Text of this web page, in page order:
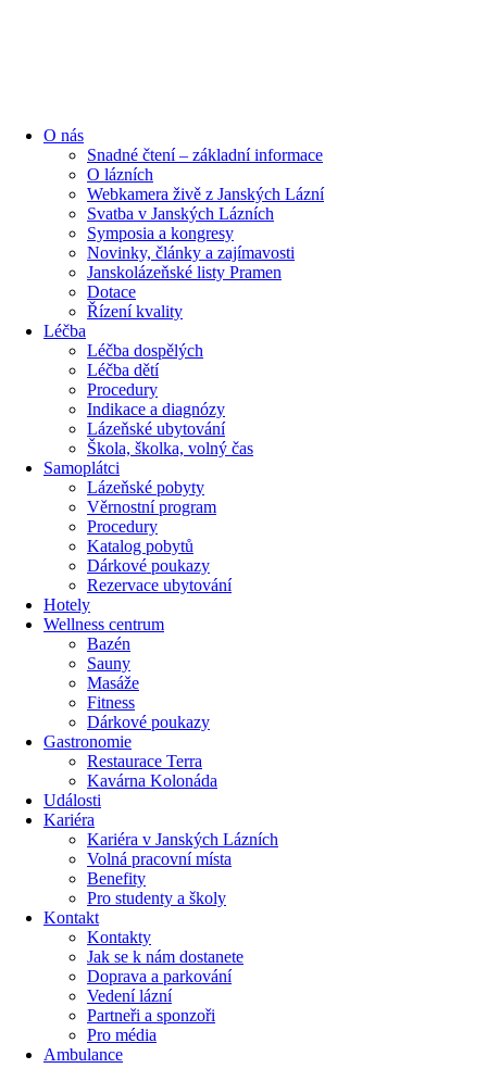
O nás
Snadné čtení – základní informace
O lázních
Webkamera živě z Janských Lázní
Svatba v Janských Lázních
Symposia a kongresy
Novinky, články a zajímavosti
Janskolázeňské listy Pramen
Dotace
Řízení kvality
Léčba
Léčba dospělých
Léčba dětí
Procedury
Indikace a diagnózy
Lázeňské ubytování
Škola, školka, volný čas
Samoplátci
Lázeňské pobyty
Věrnostní program
Procedury
Katalog pobytů
Dárkové poukazy​
Rezervace ubytování
Hotely
Wellness centrum
Bazén
Sauny
Masáže
Fitness
Dárkové poukazy​
Gastronomie
Restaurace Terra
Kavárna Kolonáda
Události
Kariéra
Kariéra v Janských Lázních
Volná pracovní místa
Benefity
Pro studenty a školy
Kontakt
Kontakty
Jak se k nám dostanete
Doprava a parkování
Vedení lázní
Partneři a sponzoři
Pro média
Ambulance